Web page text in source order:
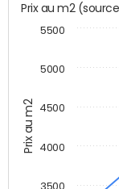
Prix au m2
Prix au
3500
4000
4500
5000
5500